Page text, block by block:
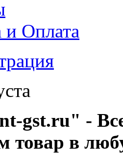
и Оплата
gst.ru" -
товар в